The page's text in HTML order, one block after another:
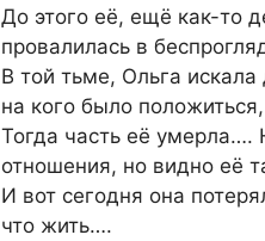
До этого её, ещё как-то
провалилась в
В той тьме, Ольга
на кого было
Тогда часть её
отношения, но видно её
И вот сегодня она
что жить….